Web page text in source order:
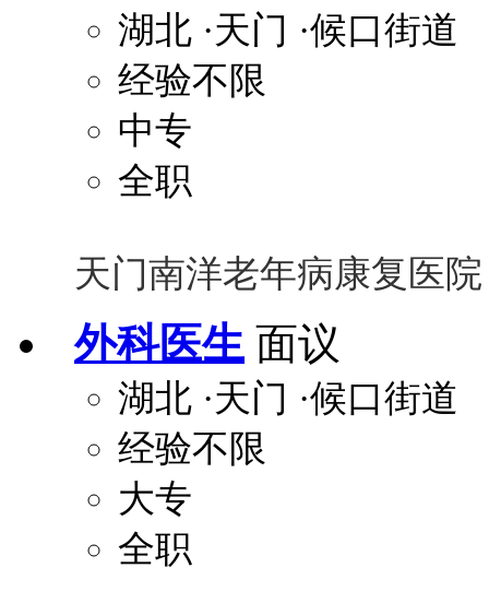
湖北 ·天门 ·候口街道
经验不限
中专
全职
天门南洋老年病康复医院
外科医生 面议
湖北 ·天门 ·候口街道
经验不限
大专
全职